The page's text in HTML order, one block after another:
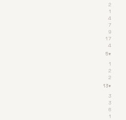
2
1
4
7
9
17
4
5▾
1
2
2
13▾
3
3
6
1